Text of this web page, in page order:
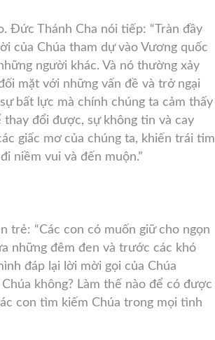
Đức Thánh Cha nói tiếp: “Tràn đầy
của Chúa tham dự vào Vương quốc
người khác. Và nó thường xảy
mặt với những vấn đề và trở ngại
bất lực mà chính chúng ta cảm thấy
đổi được, sự không tin và cay
giấc mơ của chúng ta, khiến trái tim
niềm vui và đến muộn.”
trẻ: “Các con có muốn giữ cho ngọn
những đêm đen và trước các khó
đáp lại lời mời gọi của Chúa
không? Làm thế nào để có được
con tìm kiếm Chúa trong mọi tình